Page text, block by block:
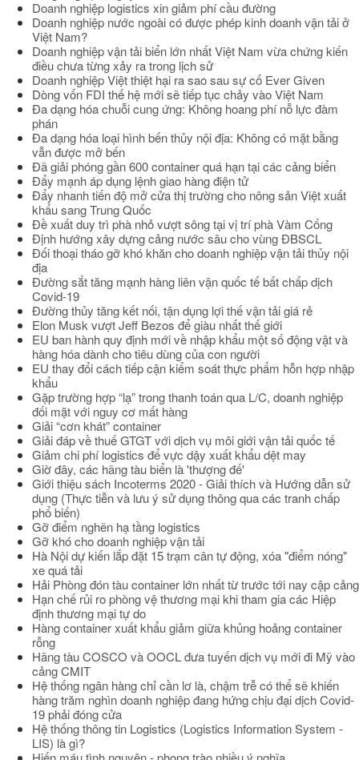
Doanh nghiệp logistics xin giảm phí cầu đường
Doanh nghiệp nước ngoài có được phép kinh doanh vận tải ở
Việt Nam?
Doanh nghiệp vận tải biển lớn nhất Việt Nam vừa chứng kiến
điều chưa từng xảy ra trong lịch sử
Doanh nghiệp Việt thiệt hại ra sao sau sự cố Ever Given
Dòng vốn FDI thế hệ mới sẽ tiếp tục chảy vào Việt Nam
Đa dạng hóa chuỗi cung ứng: Không hoang phí nỗ lực đàm
phán
Đa dạng hóa loại hình bến thủy nội địa: Không có mặt bằng
vẫn được mở bến
Đã giải phóng gần 600 container quá hạn tại các cảng biển
Đẩy mạnh áp dụng lệnh giao hàng điện tử
Đẩy nhanh tiến độ mở cửa thị trường cho nông sản Việt xuất
khẩu sang Trung Quốc
Đề xuất duy trì phà nhỏ vượt sông tại vị trí phà Vàm Cống
Định hướng xây dựng cảng nước sâu cho vùng ĐBSCL
Đối thoại tháo gỡ khó khăn cho doanh nghiệp vận tải thủy nội
địa
Đường sắt tăng mạnh hàng liên vận quốc tế bất chấp dịch
Covid-19
Đường thủy tăng kết nối, tận dụng lợi thế vận tải giá rẻ
Elon Musk vượt Jeff Bezos để giàu nhất thế giới
EU ban hành quy định mới về nhập khẩu một số động vật và
hàng hóa dành cho tiêu dùng của con người
EU thay đổi cách tiếp cận kiểm soát thực phẩm hỗn hợp nhập
khẩu
Gặp trường hợp “lạ” trong thanh toán qua L/C, doanh nghiệp
đối mặt với nguy cơ mất hàng
Giải “cơn khát” container
Giải đáp về thuế GTGT với dịch vụ môi giới vận tải quốc tế
Giảm chi phí logistics để vực dậy xuất khẩu dệt may
Giờ đây, các hãng tàu biển là 'thượng đế'
Giới thiệu sách Incoterms 2020 - Giải thích và Hướng dẫn sử
dụng (Thực tiễn và lưu ý sử dụng thông qua các tranh chấp
phổ biến)
Gỡ điểm nghẽn hạ tầng logistics
Gỡ khó cho doanh nghiệp vận tải
Hà Nội dự kiến lắp đặt 15 trạm cân tự động, xóa "điểm nóng"
xe quá tải
Hải Phòng đón tàu container lớn nhất từ trước tới nay cập cảng
Hạn chế rủi ro phòng vệ thương mại khi tham gia các Hiệp
định thương mại tự do
Hàng container xuất khẩu giảm giữa khủng hoảng container
rỗng
Hãng tàu COSCO và OOCL đưa tuyến dịch vụ mới đi Mỹ vào
cảng CMIT
Hệ thống ngân hàng chỉ cần lơ là, chậm trễ có thể sẽ khiến
hàng trăm nghìn doanh nghiệp đang hứng chịu đại dịch Covid-
19 phải đóng cửa
Hệ thống thông tin Logistics (Logistics Information System -
LIS) là gì?